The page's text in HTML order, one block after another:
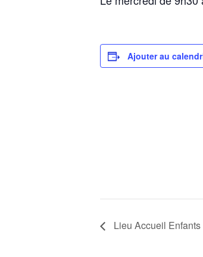
Ajouter au
Lieu Accueil